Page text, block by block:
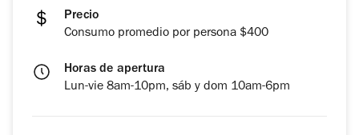
Precio
Consumo promedio por persona $400
Horas de apertura
Lun-vie 8am-10pm, sáb y dom 10am-6pm